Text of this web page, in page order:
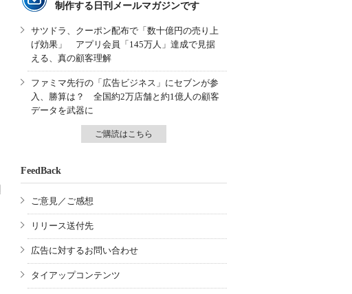
制作する日刊メールマガジンです
サツドラ、クーポン配布で「数十億円の売り上
げ効果」 アプリ会員「145万人」達成で見据
える、真の顧客理解
ファミマ先行の「広告ビジネス」にセブンが参
入、勝算は？ 全国約2万店舗と約1億人の顧客
データを武器に
ご購読はこちら
FeedBack
ご意見／ご感想
リリース送付先
広告に対するお問い合わせ
タイアップコンテンツ